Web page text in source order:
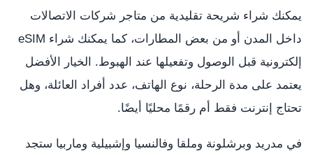
يمكنك شراء شريحة تقليدية من متاجر شركات الاتصالات
داخل المدن أو من بعض المطارات، كما يمكنك شراء eSIM
إلكترونية قبل الوصول وتفعيلها عند الهبوط. الخيار الأفضل
يعتمد على مدة الرحلة، نوع الهاتف، عدد أفراد العائلة، وهل
تحتاج إنترنت فقط أم رقمًا محليًا أيضًا.
في مدريد وبرشلونة وملقا وفالنسيا وإشبيلية وماربيا ستجد